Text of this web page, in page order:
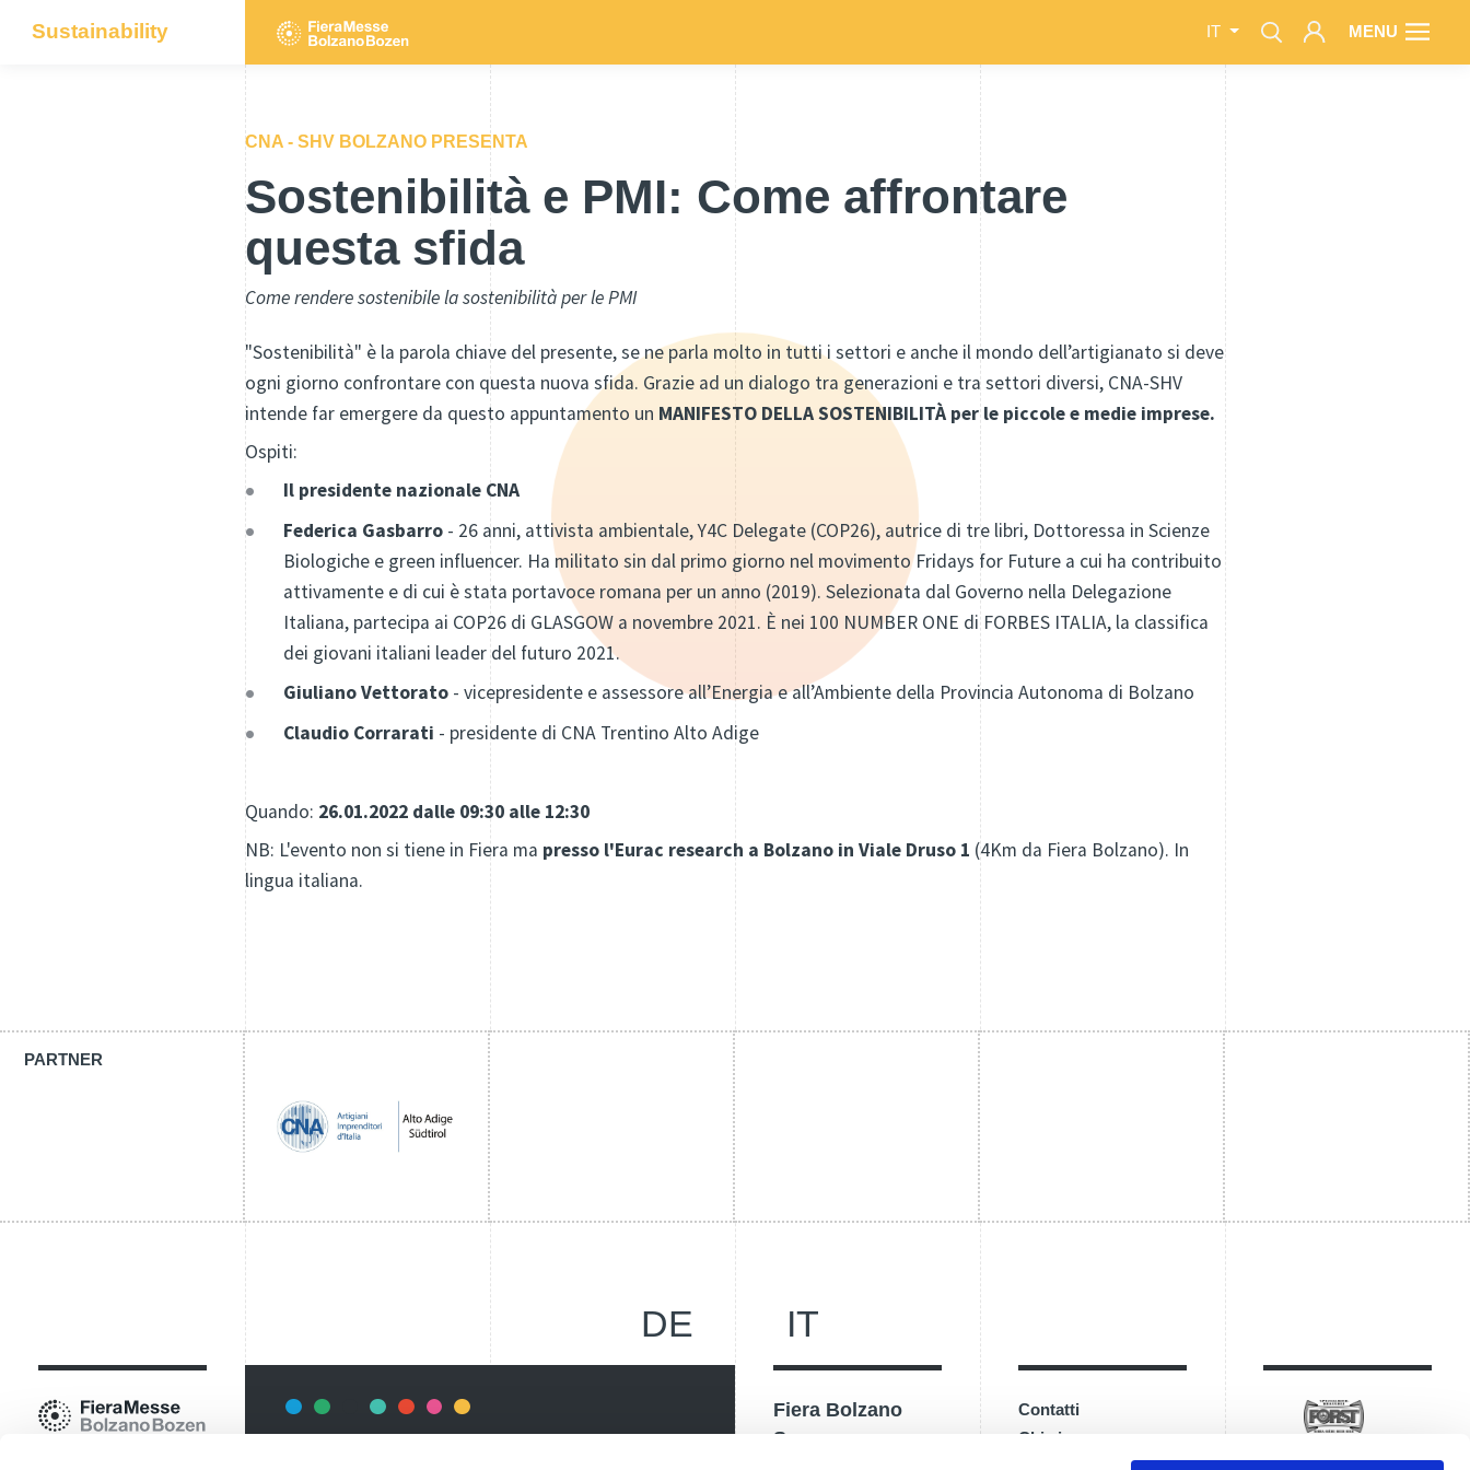
Sustainability IT MENU
CNA - SHV BOLZANO PRESENTA
Sostenibilità e PMI: Come affrontare
questa sfida
Come rendere sostenibile la sostenibilità per le PMI
"Sostenibilità" è la parola chiave del presente, se ne parla molto in tutti i settori e anche il mondo dell’artigianato si deve
ogni giorno confrontare con questa nuova sfida. Grazie ad un dialogo tra generazioni e tra settori diversi, CNA-SHV
intende far emergere da questo appuntamento un MANIFESTO DELLA SOSTENIBILITÀ per le piccole e medie imprese.
Ospiti:
Il presidente nazionale CNA
Federica Gasbarro - 26 anni, attivista ambientale, Y4C Delegate (COP26), autrice di tre libri, Dottoressa in Scienze
Biologiche e green influencer. Ha militato sin dal primo giorno nel movimento Fridays for Future a cui ha contribuito
attivamente e di cui è stata portavoce romana per un anno (2019). Selezionata dal Governo nella Delegazione
Italiana, partecipa ai COP26 di GLASGOW a novembre 2021. È nei 100 NUMBER ONE di FORBES ITALIA, la classifica
dei giovani italiani leader del futuro 2021.
Giuliano Vettorato - vicepresidente e assessore all’Energia e all’Ambiente della Provincia Autonoma di Bolzano
Claudio Corrarati - presidente di CNA Trentino Alto Adige
Quando: 26.01.2022 dalle 09:30 alle 12:30
NB: L'evento non si tiene in Fiera ma presso l'Eurac research a Bolzano in Viale Druso 1 (4Km da Fiera Bolzano). In
lingua italiana.
PARTNER
DE IT
Fiera Bolzano
Spa
Contatti
Chi siamo